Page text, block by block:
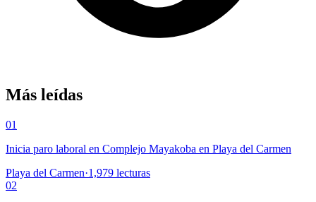
Más leídas
01
Inicia paro laboral en Complejo Mayakoba en Playa del Carmen
Playa del Carmen·1,979 lecturas
02